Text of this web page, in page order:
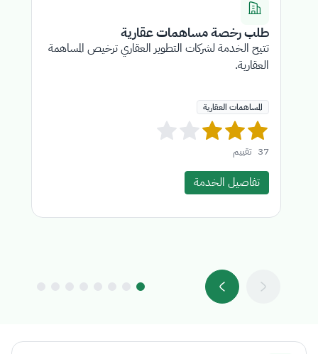
طلب رخصة مساهمات عقارية
تتيح الخدمة لشركات التطوير العقاري ترخيص المساهمة
العقارية.
المساهمات العقارية
37 تقييم
تفاصيل الخدمة